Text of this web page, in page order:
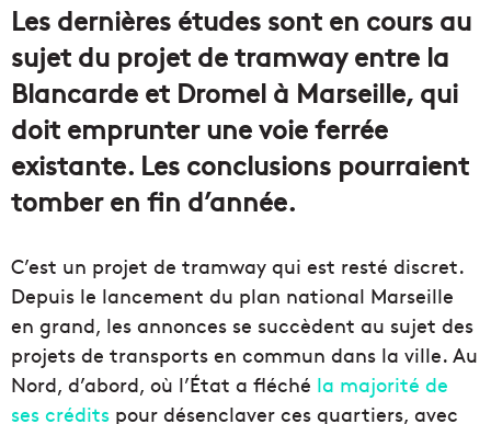
Les dernières études sont en cours au
sujet du projet de tramway entre la
Blancarde et Dromel à Marseille, qui
doit emprunter une voie ferrée
existante. Les conclusions pourraient
tomber en fin d’année.
C’est un projet de tramway qui est resté discret.
Depuis le lancement du plan national Marseille
en grand, les annonces se succèdent au sujet des
projets de transports en commun dans la ville. Au
Nord, d’abord, où l’État a fléché la majorité de
ses crédits pour désenclaver ces quartiers, avec